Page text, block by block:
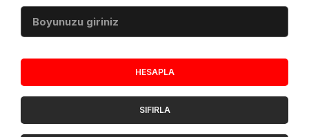
HESAPLA
SIFIRLA